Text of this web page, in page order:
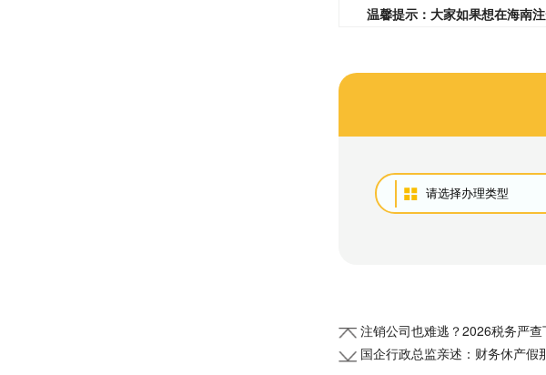
温馨提示：大家如果想在海南
注销公司也难逃？2026税务严
国企行政总监亲述：财务休产假